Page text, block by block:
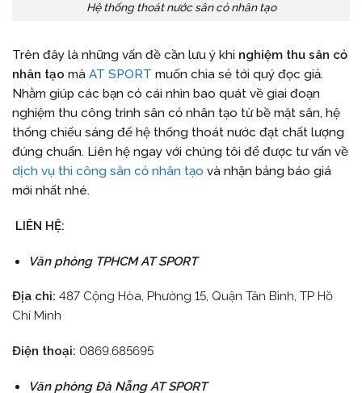
Hệ thống thoát nước sân cỏ nhân tạo
Trên đây là những vấn đề cần lưu ý khi nghiệm thu sân cỏ
nhân tạo mà AT SPORT muốn chia sẻ tới quý đọc giả.
Nhằm giúp các bạn có cái nhìn bao quát về giai đoạn
nghiệm thu công trình sân cỏ nhân tạo từ bề mặt sân, hệ
thống chiếu sáng đế hệ thống thoát nước đạt chất lượng
đúng chuẩn. Liên hệ ngay với chúng tôi để được tư vấn về
dịch vụ thi công sân cỏ nhân tạo và nhận bảng báo giá
mới nhất nhé.
LIÊN HỆ:
Văn phòng TPHCM AT SPORT
Địa chỉ: 487 Cộng Hòa, Phường 15, Quận Tân Bình, TP Hồ
Chí Minh
Điện thoại: 0869.685695
Văn phòng Đà Nẵng AT SPORT